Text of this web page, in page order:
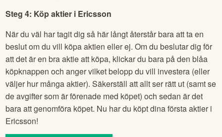
Steg 4: Köp aktier i Ericsson
När du väl har tagit dig så här långt återstår bara att ta en
beslut om du vill köpa aktien eller ej. Om du beslutar dig för
att det är en bra aktie att köpa, klickar du bara på den blåa
köpknappen och anger vilket belopp du vill investera (eller
väljer hur många aktier). Säkerställ att allt ser rätt ut (samt se
de avgifter som är förenade med köpet) och sedan är det
bara att genomföra köpet. Nu har du köpt dina första aktier i
Ericsson!